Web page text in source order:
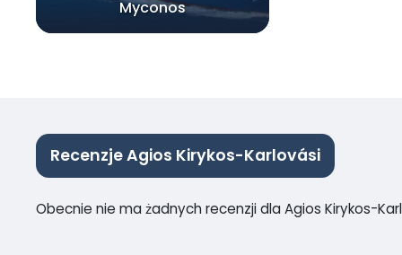
Myconos
Recenzje Agios Kirykos-Karlovási
Obecnie nie ma żadnych recenzji dla Agios Kirykos-